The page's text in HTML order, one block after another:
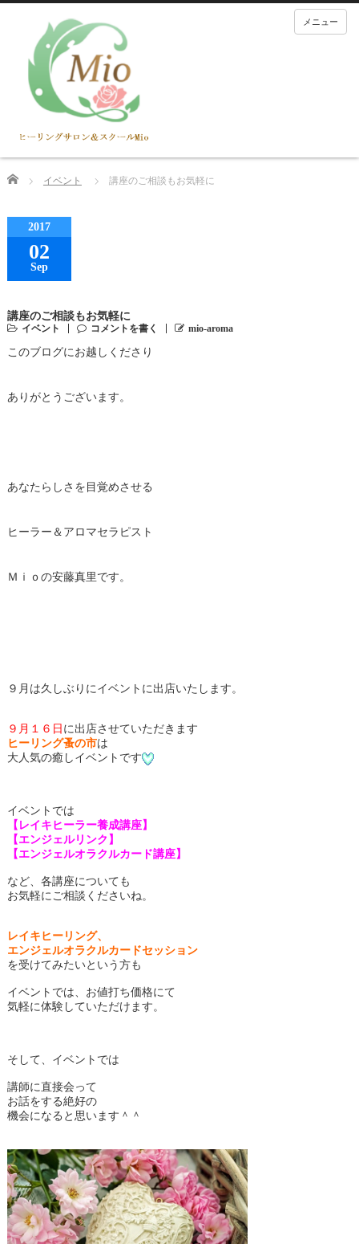
メニュー
Home イベント 講座のご相談もお気軽に
2017
02
Sep
講座のご相談もお気軽に
イベント コメントを書く mio-aroma
このブログにお越しくださり
ありがとうございます。
あなたらしさを目覚めさせる
ヒーラー＆アロマセラピスト
Ｍｉｏの安藤真里です。
９月は久しぶりにイベントに出店いたします。
９月１６日 に出店させていただきます
ヒーリング蚤の市は
大人気の癒しイベントです
イベントでは
【レイキヒーラー養成講座】
【エンジェルリンク】
【エンジェルオラクルカード講座】
など、各講座についても
お気軽にご相談くださいね。
レイキヒーリング、
エンジェルオラクルカードセッション
を受けてみたいという方も
イベントでは、お値打ち価格にて
気軽に体験していただけます。
そして、イベントでは
講師に直接会って
お話をする絶好の
機会になると思います＾＾